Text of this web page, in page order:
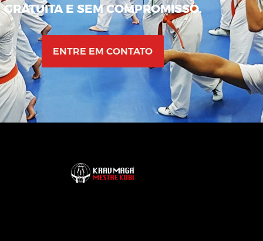
GRATUITA E SEM COMPROMISSO.
ENTRE EM CONTATO